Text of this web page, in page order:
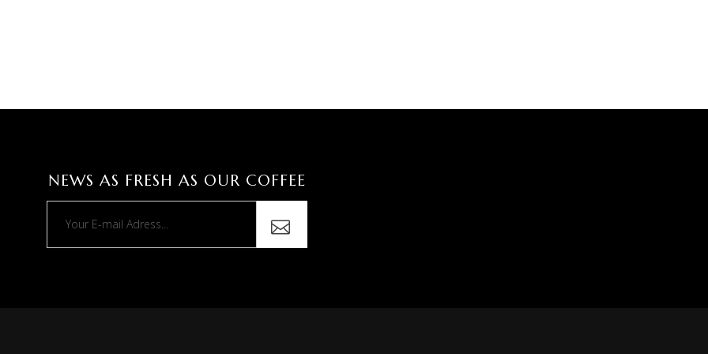
NEWS AS FRESH AS OUR COFFEE